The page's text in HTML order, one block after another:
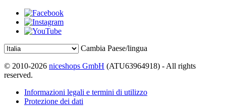
Cambia Paese/lingua
© 2010-2026 niceshops GmbH (ATU63964918) - All rights
reserved.
Informazioni legali e termini di utilizzo
Protezione dei dati